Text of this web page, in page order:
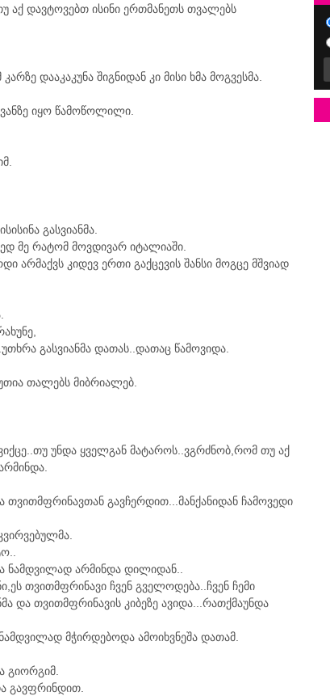
აქ დავტოვებთ ისინი ერთმანეთს თვალებს
დააკაკუნა შიგნიდან კი მისი ხმა მოგვესმა.
იყო წამოწოლილი.
გასვიანმა.
მე რატომ მოვდივარ იტალიაში.
არმაქვს კიდევ ერთი გაქცევის შანსი მოგცე მშვიად
გასვიანმა დათას..დათაც წამოვიდა.
თალებს მიბრიალებ.
უნდა ყველგან მატაროს..ვგრძნობ,რომ თუ აქ
გავჩერდით...მანქანიდან ჩამოვედი
ნამდვილად არმინდა დილიდან..
თვითმფრინავი ჩვენ გველოდება..ჩვენ ჩემი
და თვითმფრინავის კიბეზე ავიდა...რათქმაუნდა
მჭირდებოდა ამოიხვნეშა დათამ.
გიორგიმ.
გავფრინდით.